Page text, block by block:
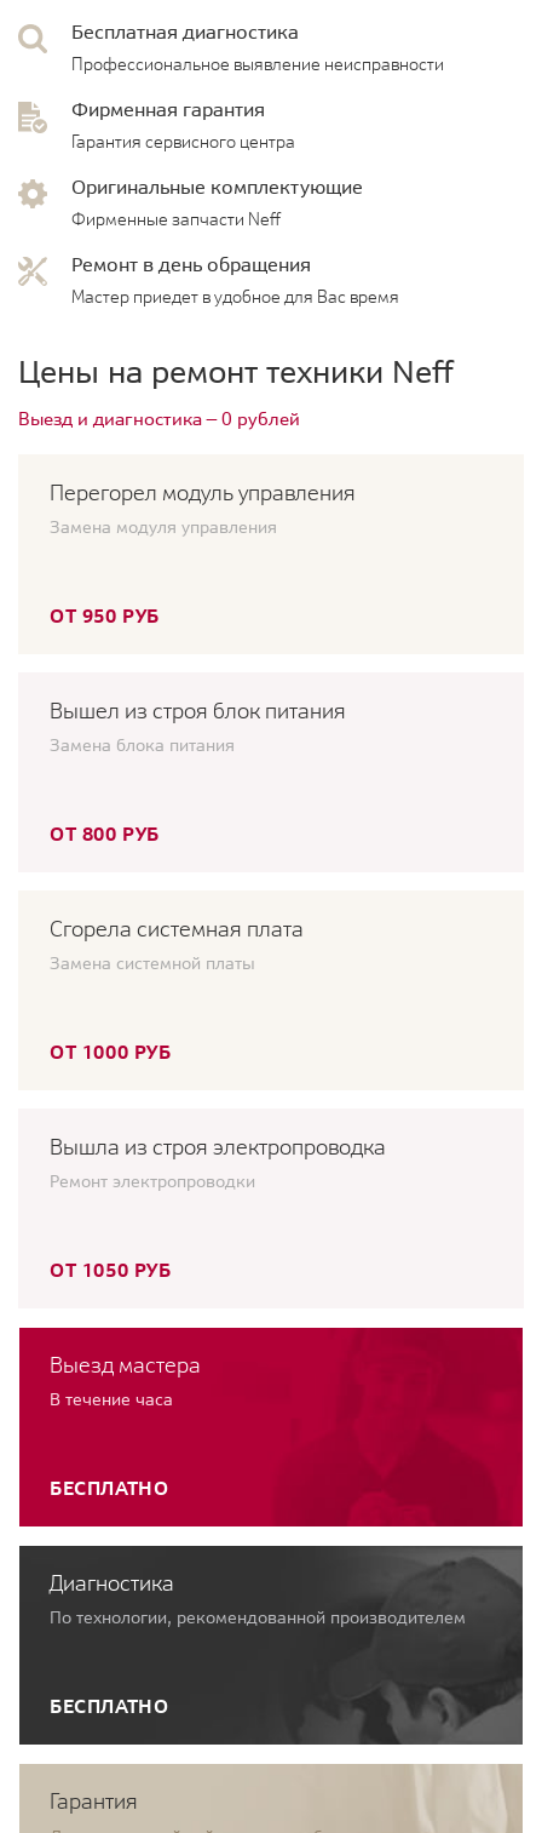
Бесплатная диагностика
Профессиональное выявление неисправности
Фирменная гарантия
Гарантия сервисного центра
Оригинальные комплектующие
Фирменные запчасти Neff
Ремонт в день обращения
Мастер приедет в удобное для Вас время
Цены на ремонт техники Neff
Выезд и диагностика — 0 рублей
Перегорел модуль управления
Замена модуля управления
ОТ 950 РУБ
Вышел из строя блок питания
Замена блока питания
ОТ 800 РУБ
Сгорела системная плата
Замена системной платы
ОТ 1000 РУБ
Вышла из строя электропроводка
Ремонт электропроводки
ОТ 1050 РУБ
Выезд мастера
В течение часа
БЕСПЛАТНО
Диагностика
По технологии, рекомендованной производителем
БЕСПЛАТНО
Гарантия